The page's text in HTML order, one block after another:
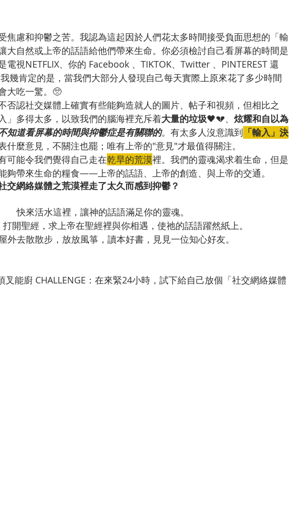
焦慮和抑鬱之苦。我認為這起因於人們花太多時間接受負面思想的「輸
大自然或上帝的話語給他們帶來生命。你必須檢討自己看屏幕的時間是
電視NETFLIX、你的 Facebook 、TIKTOK、Twitter 、PINTEREST 還
幾肯定的是，當我們大部分人發現自己每天實際上原來花了多少時間
大吃一驚。🥺
否認社交媒體上確實有些能夠造就人的圖片、帖子和視頻，但相比之
」多得太多，以致我們的腦海裡充斥着大量的垃圾🖤💔、 炫耀和自以為
知道看屏幕的時間與抑鬱症是有關聯的。有太多人沒意識到 「輸入」決
什麼意見，不關注也罷；唯有上帝的"意見"才最值得關注。
可能令我們覺得自己走在乾旱的荒漠裡。我們的靈魂渴求着生命，但是
夠帶來生命的糧食——上帝的話語、上帝的創造、與上帝的交通。
交網絡媒體之荒漠裡走了太久而感到抑鬱？
快來活水這裡，讓神的話語滿足你的靈魂。
開聖經，求上帝在聖經裡與你相遇，使祂的話語躍然紙上。
外去散散步，放放風箏，讀本好書，見見一位知心好友。
叉能廚 CHALLENGE：在來緊24小時，試下給自己放個「社交網絡媒體